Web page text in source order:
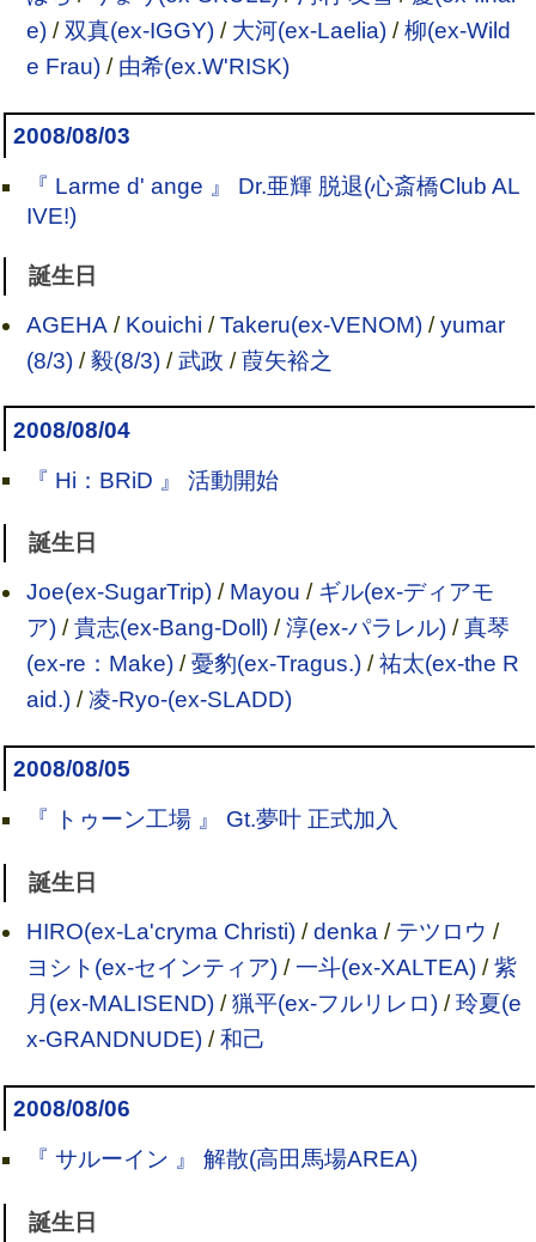
e)/ 双真(ex-IGGY)/ 大河(ex-Laelia)/柳(ex-Wild
e Frau)/ 由希(ex.W'RISK)
2008/08/03
『 Larme d' ange 』 Dr.亜輝 脱退(心斎橋Club AL
IVE!)
誕生日
AGEHA / Kouichi /Takeru(ex-VENOM)/yumar
(8/3)/毅(8/3)/武政 /葭矢裕之
2008/08/04
『 Hi：BRiD 』 活動開始
誕生日
Joe(ex-SugarTrip)/ Mayou / ギル(ex-ディアモ
ア)/貴志(ex-Bang-Doll)/淳(ex-パラレル)/真琴
(ex-re：Make)/憂豹(ex-Tragus.)/祐太(ex-the R
aid.)/凌-Ryo-(ex-SLADD)
2008/08/05
『 トゥーン工場 』 Gt.夢叶 正式加入
誕生日
HIRO(ex-La'cryma Christi)/denka / テツロウ /
ヨシト(ex-セインティア)/一斗(ex-XALTEA)/紫
月(ex-MALISEND)/猟平(ex-フルリレロ)/玲夏(e
x-GRANDNUDE)/和己
2008/08/06
『 サルーイン 』 解散(高田馬場AREA)
誕生日